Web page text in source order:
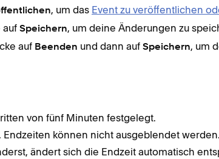
, um das Event zu veröffentlichen
auf Speichern, um deine Änderungen zu
auf Beenden und dann auf Speichern, um
von fünf Minuten festgelegt.
Endzeiten können nicht ausgeblendet werden.
ändert sich die Endzeit automatisch